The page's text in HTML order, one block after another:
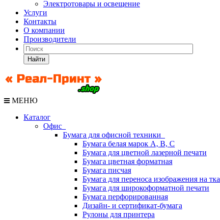
Электротовары и освещение
Услуги
Контакты
О компании
Производители
Найти
МЕНЮ
Каталог
Офис
Бумага для офисной техники
Бумага белая марок А, В, С
Бумага для цветной лазерной печати
Бумага цветная форматная
Бумага писчая
Бумага для переноса изображения на
Бумага для широкоформатной печати
Бумага перфорированная
Дизайн- и сертификат-бумага
Рулоны для принтера